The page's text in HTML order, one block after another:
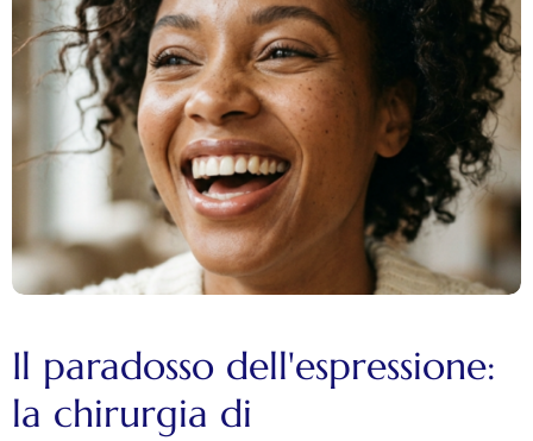
Il paradosso dell'espressione:
la chirurgia di